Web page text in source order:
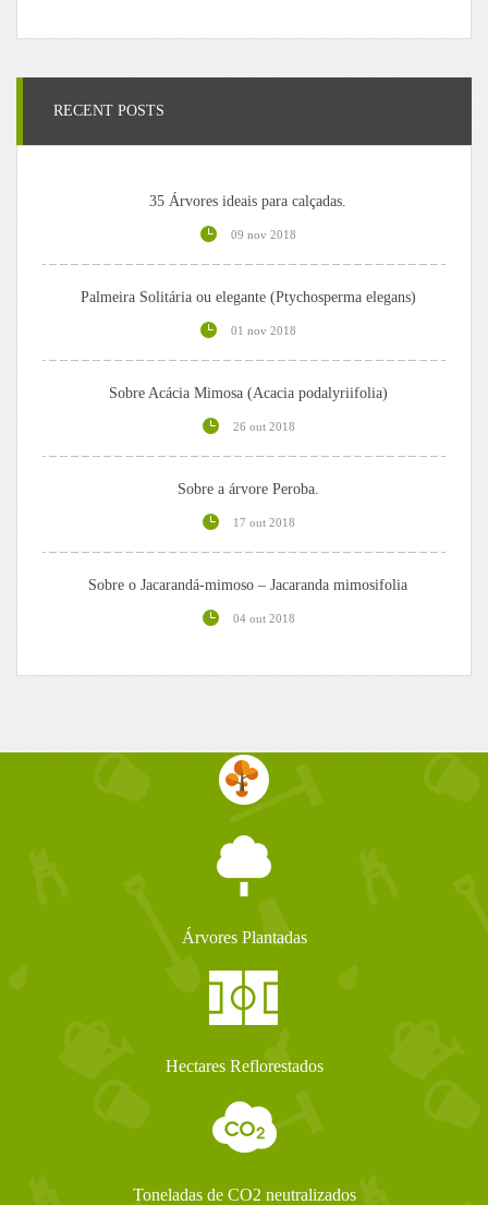
RECENT POSTS
35 Árvores ideais para calçadas.
09 nov 2018
Palmeira Solitária ou elegante (Ptychosperma elegans)
01 nov 2018
Sobre Acácia Mimosa (Acacia podalyriifolia)
26 out 2018
Sobre a árvore Peroba.
17 out 2018
Sobre o Jacarandá-mimoso – Jacaranda mimosifolia
04 out 2018
Árvores Plantadas
Hectares Reflorestados
Toneladas de CO2 neutralizados